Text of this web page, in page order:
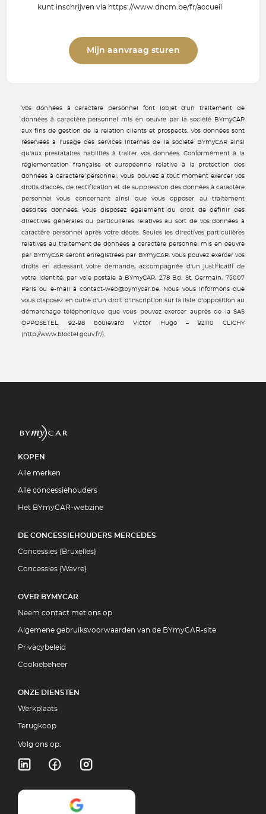
kunt inschrijven via https://www.dncm.be/fr/accueil
Mijn aanvraag sturen
Vos données à caractère personnel font lobjet d'un traitement de
données à caractère personnel mis en oeuvre par la société BYmyCAR
aux fins de gestion de la relation clients et prospects. Vos données sont
réservées à l'usage des services internes de la société BYmyCAR ainsi
qu'aux prestataires habilités à traiter vos données. Conformément à la
réglementation française et européenne relative à la protection des
données à caractère personnel, vous pouvez à tout moment exercer vos
droits d'accès, de rectification et de suppression des données à caractère
personnel vous concernant ainsi que vous opposer au traitement
desdites données. Vous disposez également du droit de définir des
directives générales ou particulières relatives au sort de vos données à
caractère personnel après votre décès. Seules les directives particulières
relatives au traitement de données à caractère personnel mis en oeuvre
par BYmyCAR seront enregistrées par BYmyCAR. Vous pouvez exercer vos
droits en adressant votre demande, accompagnée d'un justificatif de
votre identité, par voie postale à BYmyCAR, 278 Bd. St. Germain, 75007
Paris ou e-mail à contact-web@bymycar.be. Nous vous informons que
vous disposez en outre d'un droit d'inscription sur la liste d'opposition au
démarchage téléphonique que vous pouvez exercer auprès de la SAS
OPPOSETEL, 92-98 boulevard Victor Hugo – 92110 CLICHY
(http://www.bloctel.gouv.fr/).
KOPEN
Alle merken
Alle concessiehouders
Het BYmyCAR-webzine
DE CONCESSIEHOUDERS MERCEDES
Concessies {Bruxelles}
Concessies {Wavre}
OVER BYMYCAR
Neem contact met ons op
Algemene gebruiksvoorwaarden van de BYmyCAR-site
Privacybeleid
Cookiebeheer
ONZE DIENSTEN
Werkplaats
Terugkoop
Volg ons op: